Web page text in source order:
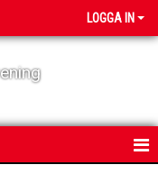
LOGGA IN